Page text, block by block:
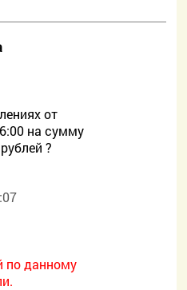
от
на сумму
?
по данному